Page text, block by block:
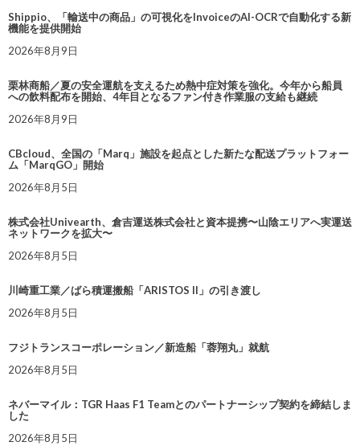
Shippio、「輸送中の商品」の可視化をInvoiceのAI-OCRで自動化する新
機能を提供開始
2026年8月9日
栗林商船／夏の安全運航を支えるため熱中症対策を強化。今年から船員
への飲料配布を開始、4年目となるファン付き作業服の支給も継続
2026年8月9日
CBcloud、全国の「Marq」施設を起点とした新たな配送プラットフォー
ム「MarqGO」開始
2026年8月5日
株式会社Univearth、倉吉運送株式会社と資本提携〜山陰エリアへ実運送
ネットワークを拡大〜
2026年8月5日
川崎重工業／ばら積運搬船「ARISTOS II」の引き渡し
2026年8月5日
フジトランスコーポレーション／新造船「蓉翔丸」就航
2026年8月5日
ネバーマイル：TGR Haas F1 Teamとのパートナーシップ契約を締結しま
した
2026年8月5日